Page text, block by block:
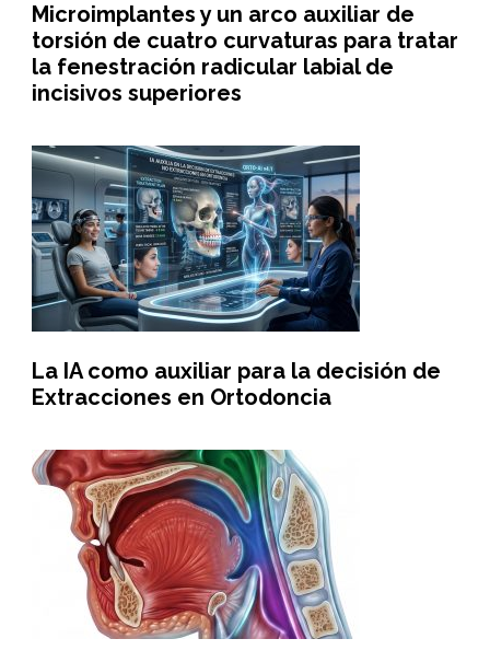
Microimplantes y un arco auxiliar de
torsión de cuatro curvaturas para tratar
la fenestración radicular labial de
incisivos superiores
La IA como auxiliar para la decisión de
Extracciones en Ortodoncia